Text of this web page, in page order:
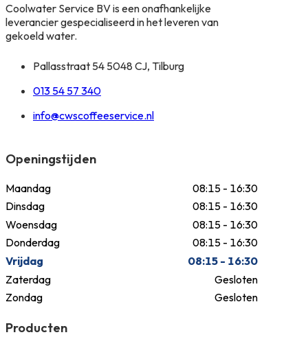
Coolwater Service BV is een onafhankelijke
leverancier gespecialiseerd in het leveren van
gekoeld water.
Pallasstraat 54 5048 CJ, Tilburg
013 54 57 340
info@cwscoffeeservice.nl
Openingstijden
Maandag
08:15 - 16:30
Dinsdag
08:15 - 16:30
Woensdag
08:15 - 16:30
Donderdag
08:15 - 16:30
Vrijdag
08:15 - 16:30
Zaterdag
Gesloten
Zondag
Gesloten
Producten